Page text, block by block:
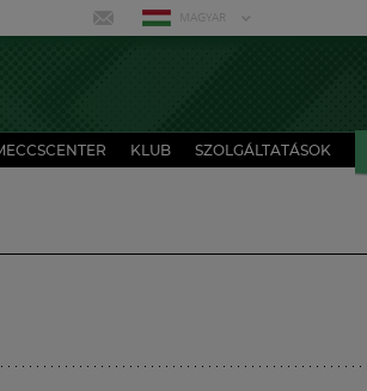
MAGYAR
KLUB SZOLGÁLTATÁSOK